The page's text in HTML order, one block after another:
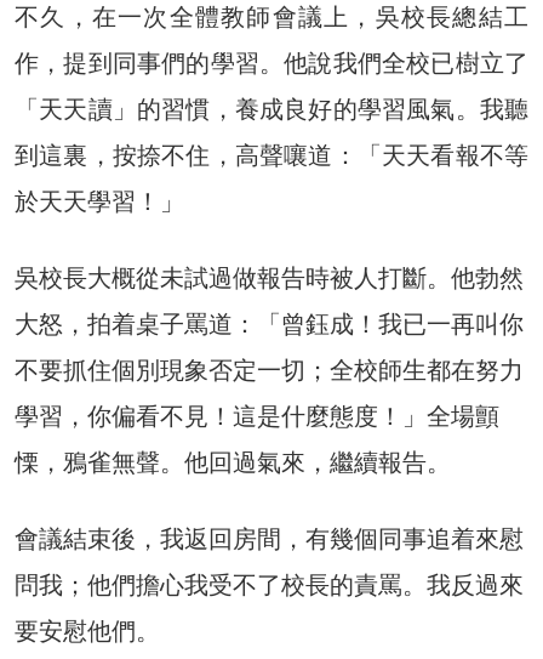
不久，在一次全體教師會議上，吳校長總結工
作，提到同事們的學習。他說我們全校已樹立了
「天天讀」的習慣，養成良好的學習風氣。我聽
到這裏，按捺不住，高聲嚷道：「天天看報不等
於天天學習！」
吳校長大概從未試過做報告時被人打斷。他勃然
大怒，拍着桌子罵道：「曾鈺成！我已一再叫你
不要抓住個別現象否定一切；全校師生都在努力
學習，你偏看不見！這是什麼態度！」全場顫
慄，鴉雀無聲。他回過氣來，繼續報告。
會議結束後，我返回房間，有幾個同事追着來慰
問我；他們擔心我受不了校長的責罵。我反過來
要安慰他們。